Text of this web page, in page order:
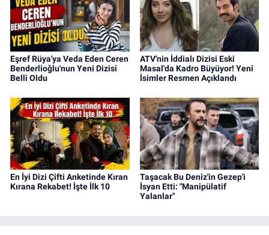
Eşref Rüya'ya Veda Eden Ceren
Benderlioğlu'nun Yeni Dizisi
Belli Oldu
ATV'nin İddialı Dizisi Eski
Masal'da Kadro Büyüyor! Yeni
İsimler Resmen Açıklandı
En İyi Dizi Çifti Anketinde Kıran
Kırana Rekabet! İşte İlk 10
Taşacak Bu Deniz'in Gezep'i
İsyan Etti: "Manipülatif
Yalanlar"